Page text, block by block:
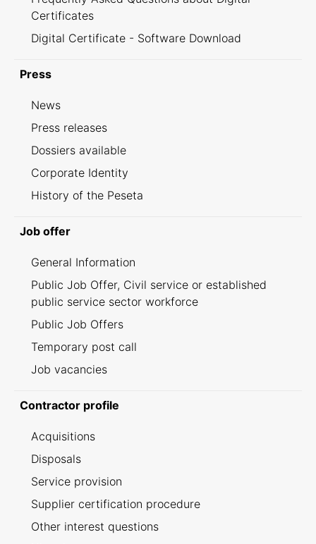
Certificates
Digital Certificate - Software Download
Press
News
Press releases
Dossiers available
Corporate Identity
History of the Peseta
Job offer
General Information
Public Job Offer, Civil service or established
public service sector workforce
Public Job Offers
Temporary post call
Job vacancies
Contractor profile
Acquisitions
Disposals
Service provision
Supplier certification procedure
Other interest questions